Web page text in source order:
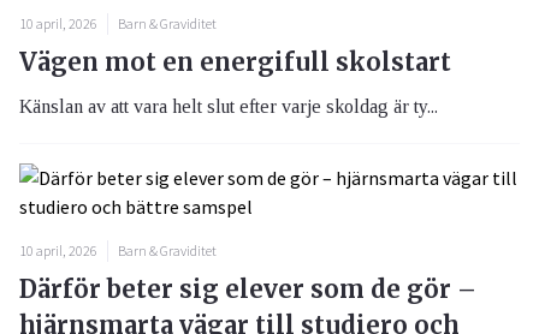
10 april, 2026 Barn & Graviditet
Vägen mot en energifull skolstart
Känslan av att vara helt slut efter varje skoldag är ty...
10 april, 2026 Barn & Graviditet
Därför beter sig elever som de gör –
hjärnsmarta vägar till studiero och